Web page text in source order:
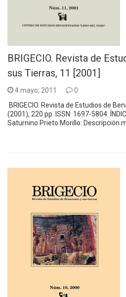
BRIGECIO. Revista de
sus Tierras, 11 [2001]
4 mayo, 2011
0
BRIGECIO. Revista de Estudios de
(2001), 220 pp. ISSN: 1697-5804.
Saturnino Prieto Morillo: Descripción